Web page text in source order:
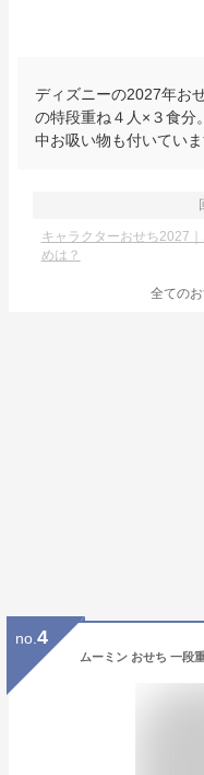
ディズニーの2027年お
の特段重ね４人×３食分
中お吸い物も付いていま
キャラクターおせち2027
めは？
全ての
no. 4